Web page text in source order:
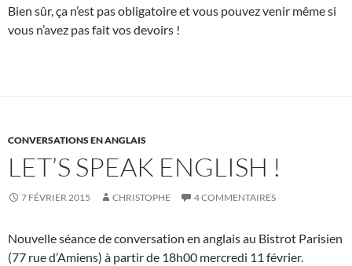
Bien sûr, ça n’est pas obligatoire et vous pouvez venir même si
vous n’avez pas fait vos devoirs !
CONVERSATIONS EN ANGLAIS
LET’S SPEAK ENGLISH !
7 FÉVRIER 2015 CHRISTOPHE 4 COMMENTAIRES
Nouvelle séance de conversation en anglais au Bistrot Parisien
(77 rue d’Amiens) à partir de 18h00 mercredi 11 février.